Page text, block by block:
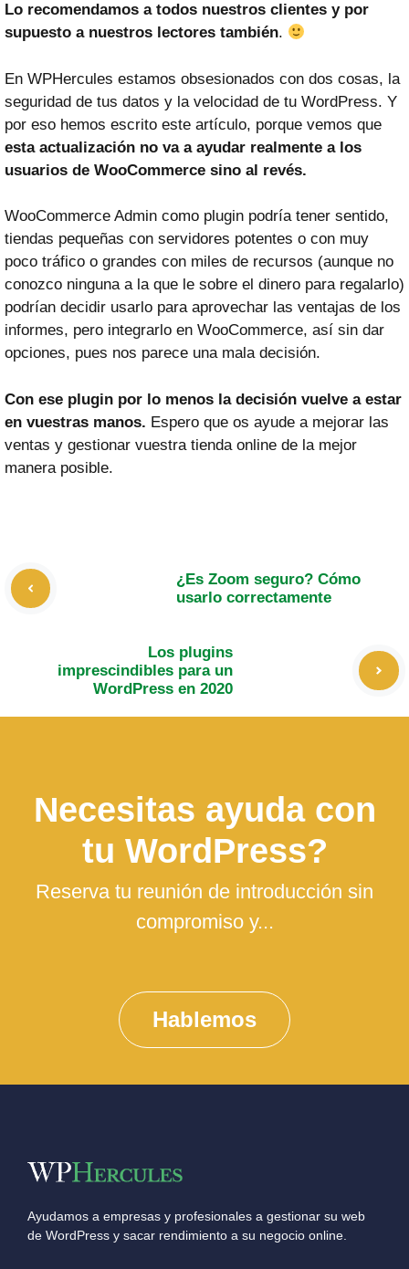
Lo recomendamos a todos nuestros clientes y por
supuesto a nuestros lectores también.
En WPHercules estamos obsesionados con dos cosas, la
seguridad de tus datos y la velocidad de tu WordPress. Y
por eso hemos escrito este artículo, porque vemos que
esta actualización no va a ayudar realmente a los
usuarios de WooCommerce sino al revés.
WooCommerce Admin como plugin podría tener sentido,
tiendas pequeñas con servidores potentes o con muy
poco tráfico o grandes con miles de recursos (aunque no
conozco ninguna a la que le sobre el dinero para regalarlo)
podrían decidir usarlo para aprovechar las ventajas de los
informes, pero integrarlo en WooCommerce, así sin dar
opciones, pues nos parece una mala decisión.
Con ese plugin por lo menos la decisión vuelve a estar
en vuestras manos. Espero que os ayude a mejorar las
ventas y gestionar vuestra tienda online de la mejor
manera posible.
¿Es Zoom seguro? Cómo
usarlo correctamente
Los plugins
imprescindibles para un
WordPress en 2020
Necesitas ayuda con
tu WordPress?
Reserva tu reunión de introducción sin
compromiso y...
Hablemos
Ayudamos a empresas y profesionales a gestionar su web
de WordPress y sacar rendimiento a su negocio online.